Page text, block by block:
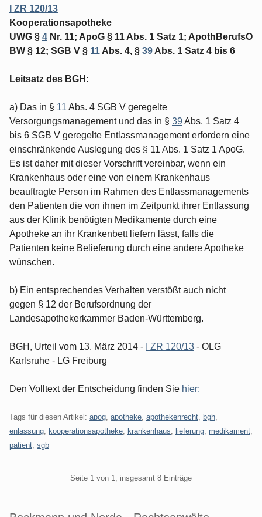
I ZR 120/13
Kooperationsapotheke
UWG § 4 Nr. 11; ApoG § 11 Abs. 1 Satz 1; ApothBerufsO
BW § 12; SGB V § 11 Abs. 4, § 39 Abs. 1 Satz 4 bis 6
Leitsatz des BGH:
a) Das in § 11 Abs. 4 SGB V geregelte
Versorgungsmanagement und das in § 39Abs. 1 Satz 4
bis 6 SGB V geregelte Entlassmanagement erfordern eine
einschränkende Auslegung des § 11 Abs. 1 Satz 1 ApoG.
Es ist daher mit dieser Vorschrift vereinbar, wenn ein
Krankenhaus oder eine von einem Krankenhaus
beauftragte Person im Rahmen des Entlassmanagements
den Patienten die von ihnen im Zeitpunkt ihrer Entlassung
aus der Klinik benötigten Medikamente durch eine
Apotheke an ihr Krankenbett liefern lässt, falls die
Patienten keine Belieferung durch eine andere Apotheke
wünschen.
b) Ein entsprechendes Verhalten verstößt auch nicht
gegen § 12 der Berufsordnung der
Landesapothekerkammer Baden-Württemberg.
BGH, Urteil vom 13. März 2014 - I ZR 120/13 - OLG
Karlsruhe - LG Freiburg
Den Volltext der Entscheidung finden Sie hier:
Tags für diesen Artikel: apog apotheke apothekenrecht bgh
enlassung
kooperationsapotheke krankenhaus lieferung medikament
patient sgb
Seite 1 von 1, insgesamt 8 Einträge